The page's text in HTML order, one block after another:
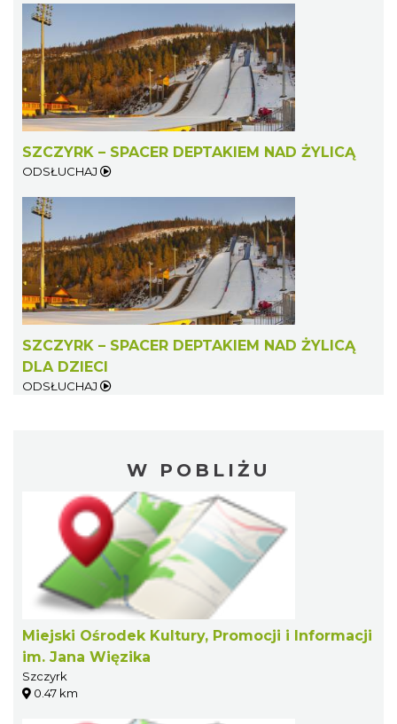
SZCZYRK – SPACER DEPTAKIEM NAD ŻYLICĄ
ODSŁUCHAJ
SZCZYRK – SPACER DEPTAKIEM NAD ŻYLICĄ
DLA DZIECI
ODSŁUCHAJ
W POBLIŻU
Miejski Ośrodek Kultury, Promocji i Informacji
im. Jana Więzika
Szczyrk
0.47 km